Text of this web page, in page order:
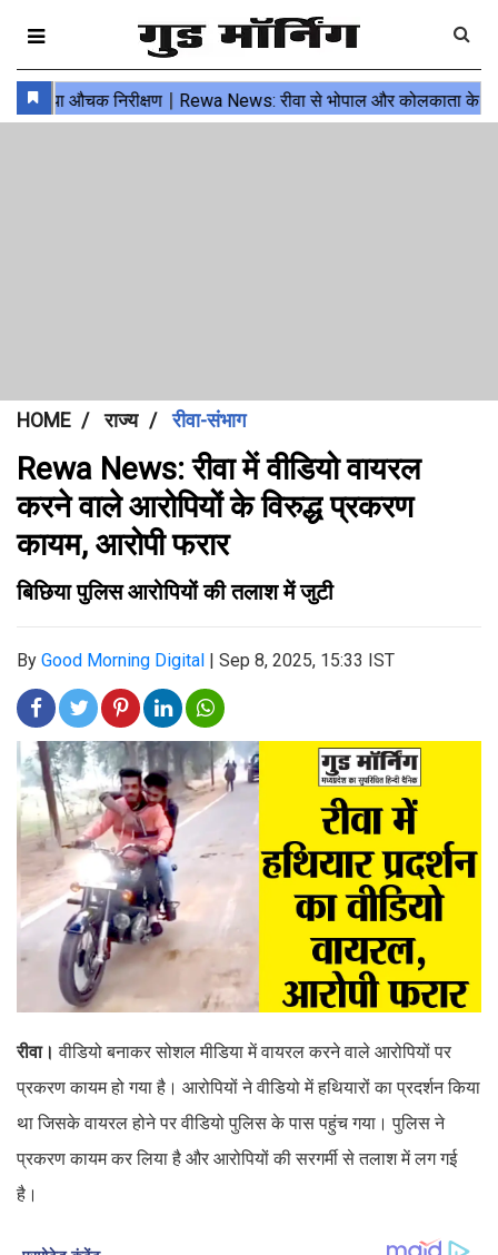
HOME राज्य रीवा-संभाग
Rewa News: रीवा में वीडियो वायरल
करने वाले आरोपियों के विरुद्ध प्रकरण
कायम, आरोपी फरार
बिछिया पुलिस आरोपियों की तलाश में जुटी
By Good Morning Digital | Sep 8, 2025, 15:33 IST
रीवा।वीडियो बनाकर सोशल मीडिया में वायरल करने वाले आरोपियों पर
प्रकरण कायम हो गया है। आरोपियों ने वीडियो में हथियारों का प्रदर्शन किया
था जिसके वायरल होने पर वीडियो पुलिस के पास पहुंच गया। पुलिस ने
प्रकरण कायम कर लिया है और आरोपियों की सरगर्मी से तलाश में लग गई
है।